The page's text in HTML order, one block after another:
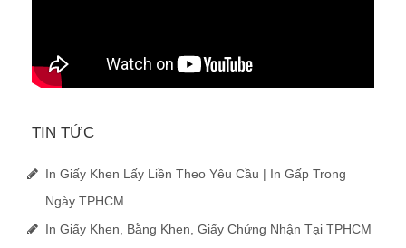
TIN TỨC
In Giấy Khen Lấy Liền Theo Yêu Cầu | In Gấp Trong
Ngày TPHCM
In Giấy Khen, Bằng Khen, Giấy Chứng Nhận Tại TPHCM